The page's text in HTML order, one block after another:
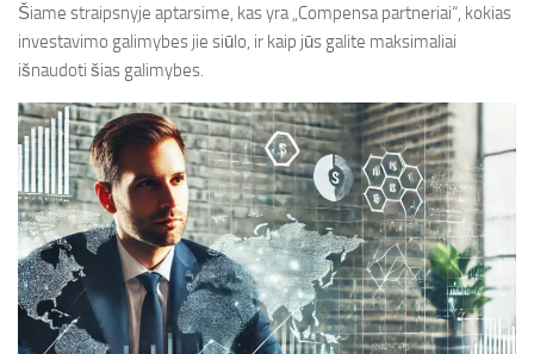
Šiame straipsnyje aptarsime, kas yra „Compensa partneriai“, kokias
investavimo galimybes jie siūlo, ir kaip jūs galite maksimaliai
išnaudoti šias galimybes.